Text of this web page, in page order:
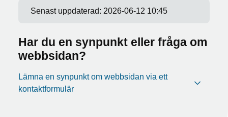
Senast uppdaterad: 2026-06-12 10:45
Har du en synpunkt eller fråga om
webbsidan?
Lämna en synpunkt om webbsidan via ett
kontaktformulär